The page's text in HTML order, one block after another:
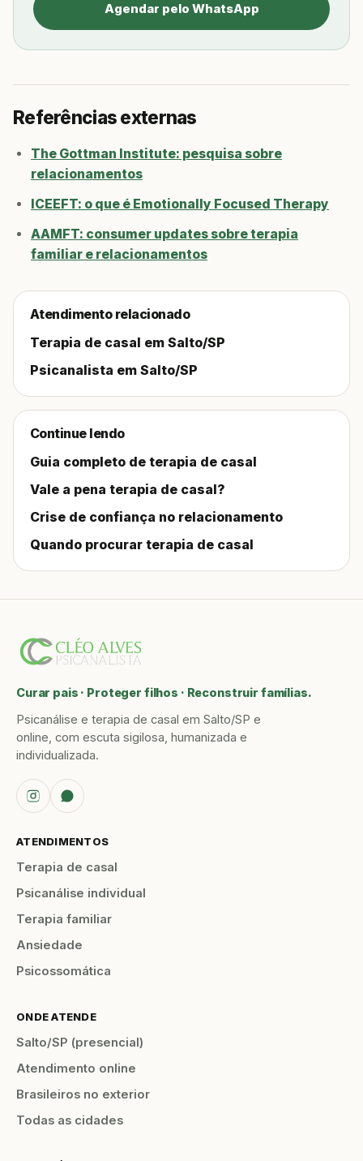
Agendar pelo WhatsApp
Referências externas
The Gottman Institute: pesquisa sobre
relacionamentos
ICEEFT: o que é Emotionally Focused Therapy
AAMFT: consumer updates sobre terapia
familiar e relacionamentos
Atendimento relacionado
Terapia de casal em Salto/SP
Psicanalista em Salto/SP
Continue lendo
Guia completo de terapia de casal
Vale a pena terapia de casal?
Crise de confiança no relacionamento
Quando procurar terapia de casal
Curar pais · Proteger filhos · Reconstruir famílias.
Psicanálise e terapia de casal em Salto/SP e
online, com escuta sigilosa, humanizada e
individualizada.
ATENDIMENTOS
Terapia de casal
Psicanálise individual
Terapia familiar
Ansiedade
Psicossomática
ONDE ATENDE
Salto/SP (presencial)
Atendimento online
Brasileiros no exterior
Todas as cidades